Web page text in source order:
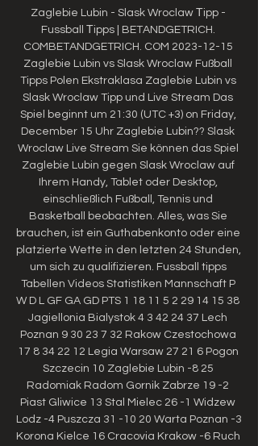
Zaglebie Lubin - Slask Wroclaw Тipp -
Fussball Тipps | BETANDGETRICH.
COMBETANDGETRICH. COM 2023-12-15
Zaglebie Lubin vs Slask Wroclaw Fußball
Tipps Polen Ekstraklasa Zaglebie Lubin vs
Slask Wroclaw Tipp und Live Stream Das
Spiel beginnt um 21:30 (UTC +3) on Friday,
December 15 Uhr Zaglebie Lubin?? Slask
Wroclaw Live Stream Sie können das Spiel
Zaglebie Lubin gegen Slask Wroclaw auf
Ihrem Handy, Tablet oder Desktop,
einschließlich Fußball, Tennis und
Basketball beobachten. Alles, was Sie
brauchen, ist ein Guthabenkonto oder eine
platzierte Wette in den letzten 24 Stunden,
um sich zu qualifizieren. Fussball tipps
Tabellen Videos Statistiken Mannschaft P
W D L GF GA GD PTS 1 18 11 5 2 29 14 15 38
Jagiellonia Bialystok 4 3 42 24 37 Lech
Poznan 9 30 23 7 32 Rakow Czestochowa
17 8 34 22 12 Legia Warsaw 27 21 6 Pogon
Szczecin 10 Zaglebie Lubin -8 25
Radomiak Radom Gornik Zabrze 19 -2
Piast Gliwice 13 Stal Mielec 26 -1 Widzew
Lodz -4 Puszcza 31 -10 20 Warta Poznan -3
Korona Kielce 16 Cracovia Krakow -6 Ruch